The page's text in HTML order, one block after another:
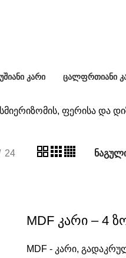
ᲙᲐᲠᲘ
ᲪᲐᲚᲤᲠᲗᲘᲐᲜᲘ
ფერისა და
24
MDF კარი – 4
MDF - კარი,